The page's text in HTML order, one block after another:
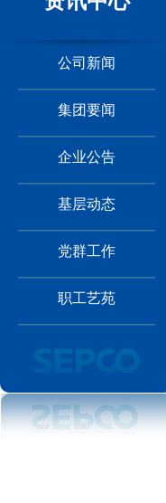
公司新闻
集团要闻
企业公告
基层动态
党群工作
职工艺苑